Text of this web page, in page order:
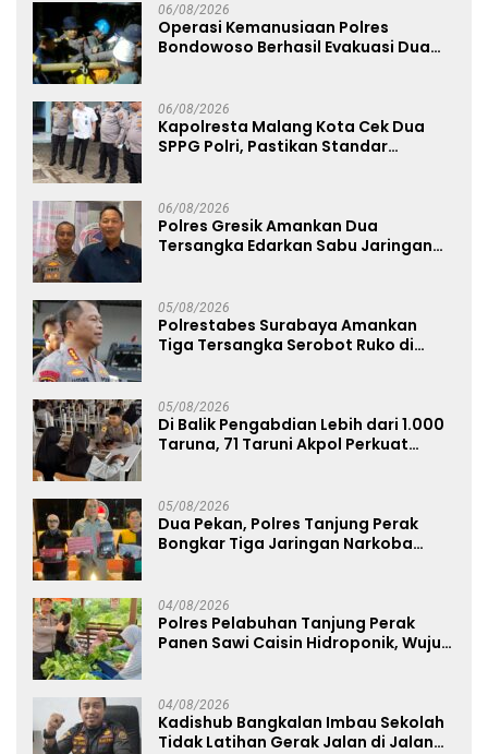
06/08/2026
Operasi Kemanusiaan Polres
Bondowoso Berhasil Evakuasi Dua
06/08/2026
Kapolresta Malang Kota Cek Dua
SPPG Polri, Pastikan Standar
06/08/2026
Polres Gresik Amankan Dua
Tersangka Edarkan Sabu Jaringan
05/08/2026
Polrestabes Surabaya Amankan
Tiga Tersangka Serobot Ruko di
05/08/2026
Di Balik Pengabdian Lebih dari 1.000
Taruna, 71 Taruni Akpol Perkuat
05/08/2026
Dua Pekan, Polres Tanjung Perak
Bongkar Tiga Jaringan Narkoba
04/08/2026
Polres Pelabuhan Tanjung Perak
Panen Sawi Caisin Hidroponik, Wujud
04/08/2026
Kadishub Bangkalan Imbau Sekolah
Tidak Latihan Gerak Jalan di Jalan